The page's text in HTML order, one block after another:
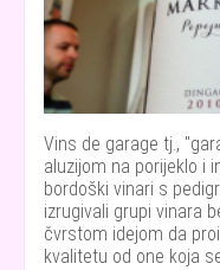
Vins de garage tj.,
aluzijom na porijeklo i
bordoški vinari s
izrugivali grupi vinara
čvrstom idejom da
kvalitetu od one koja